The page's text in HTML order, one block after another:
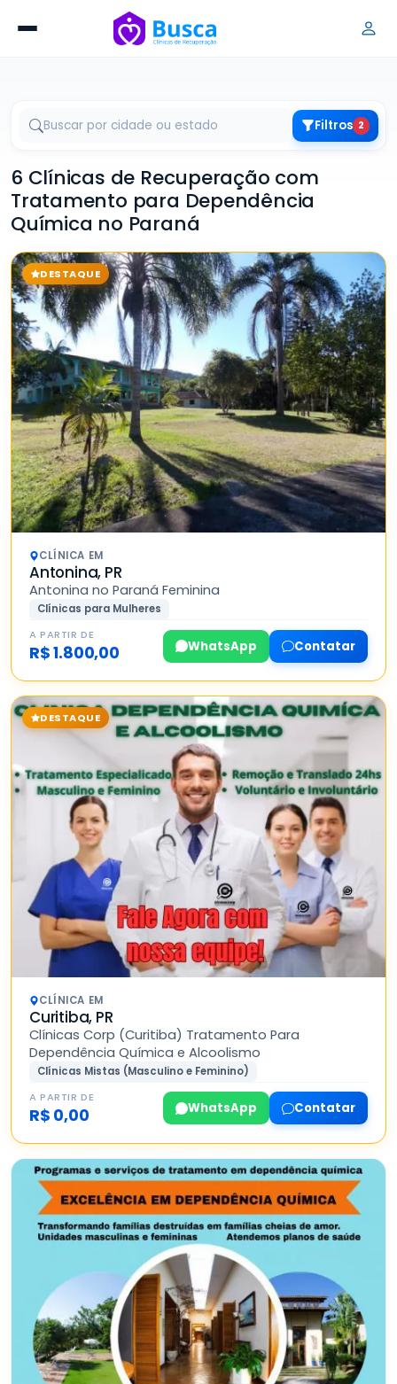
Filtros 2
6 Clínicas de Recuperação com
Tratamento para Dependência
Química no Paraná
DESTAQUE
CLÍNICA EM
Antonina, PR
Antonina no Paraná Feminina
Clínicas para Mulheres
A PARTIR DE
R$ 1.800,00 WhatsApp Contatar
DESTAQUE
CLÍNICA EM
Curitiba, PR
Clínicas Corp (Curitiba) Tratamento Para
Dependência Química e Alcoolismo
Clínicas Mistas (Masculino e Feminino)
A PARTIR DE
R$ 0,00 WhatsApp Contatar